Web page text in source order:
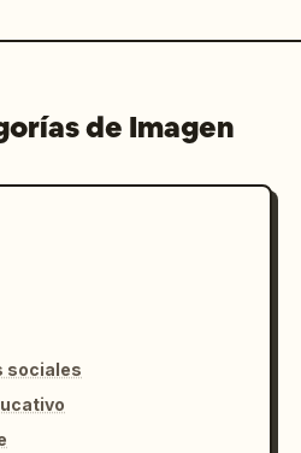
de Imagen
sociales